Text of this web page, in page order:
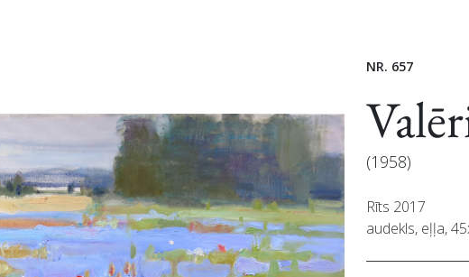
NR. 657
(1958)
Rīts 2017
audekls, eļļa,